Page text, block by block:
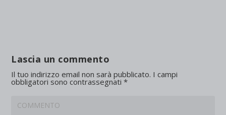
Lascia un commento
Il tuo indirizzo email non sarà pubblicato. I campi
obbligatori sono contrassegnati*